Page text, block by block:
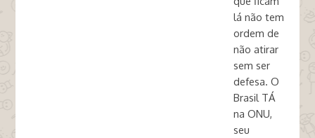
lá não tem
ordem de
não atirar
sem ser
defesa. O
Brasil TÁ
na ONU,
seu